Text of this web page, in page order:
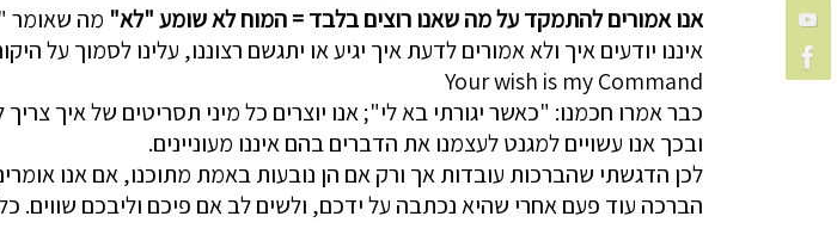
אנו אמורים להתמקד על מה שאנו רוצים בלבד = המוח לא שומע "לא" מה שאומר
איננו יודעים איך ולא אמורים לדעת איך יגיע או יתגשם רצוננו, עלינו לסמוך
Your wish is my Command
כבר אמרו חכמנו: "כאשר יגורתי בא לי"; אנו יוצרים כל מיני תסריטים של איך
ובכך אנו עשויים למגנט לעצמנו את הדברים בהם איננו מעוניינים.
לכן הדגשתי שהברכות עובדות אך ורק אם הן נובעות באמת מתוכנו, אם אנו
הברכה עוד פעם אחרי שהיא נכתבה על ידכם, ולשים לב אם פיכם וליבכם שווים.